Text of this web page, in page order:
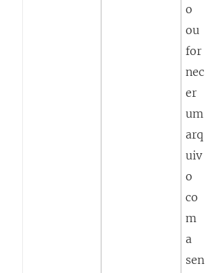
o
ou
for
nec
er
um
arq
uiv
o
co
m
a
sen